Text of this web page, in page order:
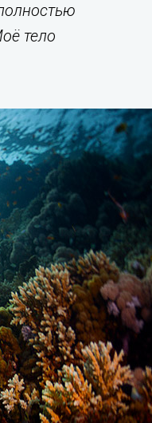
тело